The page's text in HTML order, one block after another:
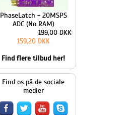
PhaseLatch - 20MSPS
ADC (No RAM)
199,00 DKK
159,20 DKK
Find flere tilbud her!
Find os på de sociale
medier